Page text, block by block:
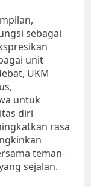
sebagai
unit
UKM
untuk
diri
rasa
teman-
sejalan.